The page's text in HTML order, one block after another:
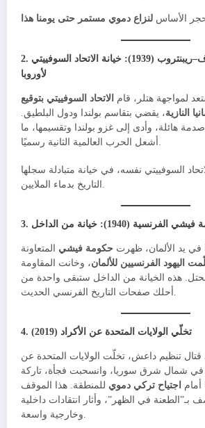
الأساس لنزاع دموي مستمر حتى يومنا هذا
2. معاهدة مولوتوف–ريبنتروب (1939): خيانة الاتحاد السوفييتي
لأوروبا
لمواجهة هتلر، قام
الاتحاد السوفييتي بتوقيع
النازية، يقضي بتقاسم بولندا ودول البلطيق.
هائلة، وأدى إلى غزو بولندا وتقسيمها، ما
السوفييتي نفسه، في خيانة متبادلة سجلها
3. الفرنسية (1940): خيانة من الداخل
يد الألمان، ظهرت حكومة فيشي المتعاونة
اليهود الفرنسيين للألمان، وخانت المقاومة
هذه الخيانة من الداخل ستبقى واحدة من
أحلك صفحات التاريخ الفرنسي الحديث.
4. تخلّي الولايات المتحدة عن الأكراد (2019)
تنظيم داعش، تخلّت الولايات المتحدة عن
في شمال شرق سوريا، وانسحبت فجأة، تاركة
أمام اجتياح تركي دموي للمنطقة. هذا الموقف
بـ”الطعنة في الظهر”، وأثار انتقادات داخلية
وخارجية واسعة.